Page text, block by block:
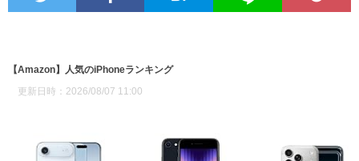
【Amazon】人気のiPhoneランキング
更新日時：2026/08/07 11:00